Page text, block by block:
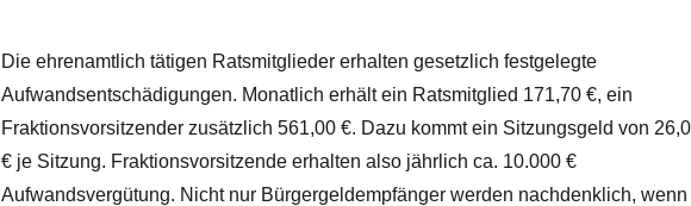
Die ehrenamtlich tätigen Ratsmitglieder erhalten gesetzlich festgelegte
Aufwandsentschädigungen. Monatlich erhält ein Ratsmitglied 171,70 €, ein
Fraktionsvorsitzender zusätzlich 561,00 €. Dazu kommt ein Sitzungsgeld von
€ je Sitzung. Fraktionsvorsitzende erhalten also jährlich ca. 10.000 €
Aufwandsvergütung. Nicht nur Bürgergeldempfänger werden nachdenklich, wenn